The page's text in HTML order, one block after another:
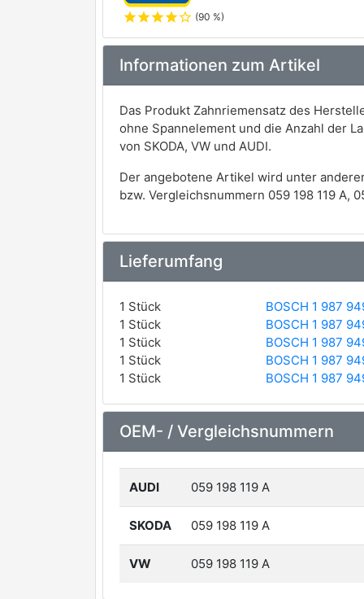
starstarstarstarstar_outline (90 %)
Informationen zum Artikel
Das Produkt Zahnriemensatz des
ohne Spannelement und die Anzahl der
von SKODA, VW und AUDI.
Der angebotene Artikel wird unter
bzw. Vergleichsnummern 059 198 119 A,
Lieferumfang
1 Stück BOSCH 1 987
1 Stück
BOSCH 1 987
1 Stück
BOSCH 1 987
1 Stück
BOSCH 1 987
1 Stück
BOSCH 1 987
OEM- / Vergleichsnummern
AUDI 059 198 119 A
SKODA 059 198 119 A
VW 059 198 119 A